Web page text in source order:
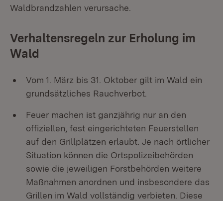
Waldbrandzahlen verursache.
Verhaltensregeln zur Erholung im
Wald
Vom 1. März bis 31. Oktober gilt im Wald ein
grundsätzliches Rauchverbot.
Feuer machen ist ganzjährig nur an den
offiziellen, fest eingerichteten Feuerstellen
auf den Grillplätzen erlaubt. Je nach örtlicher
Situation können die Ortspolizeibehörden
sowie die jeweiligen Forstbehörden weitere
Maßnahmen anordnen und insbesondere das
Grillen im Wald vollständig verbieten. Diese